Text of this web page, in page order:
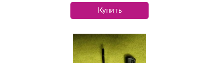
Купить